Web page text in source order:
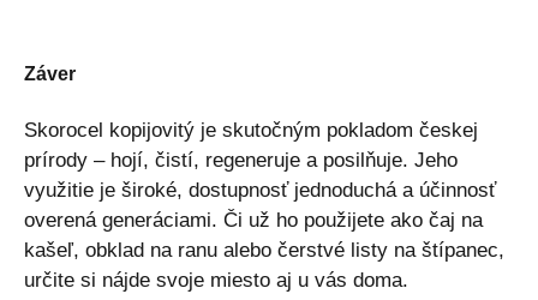
Záver
Skorocel kopijovitý je skutočným pokladom českej
prírody – hojí, čistí, regeneruje a posilňuje. Jeho
využitie je široké, dostupnosť jednoduchá a účinnosť
overená generáciami. Či už ho použijete ako čaj na
kašeľ, obklad na ranu alebo čerstvé listy na štípanec,
určite si nájde svoje miesto aj u vás doma.